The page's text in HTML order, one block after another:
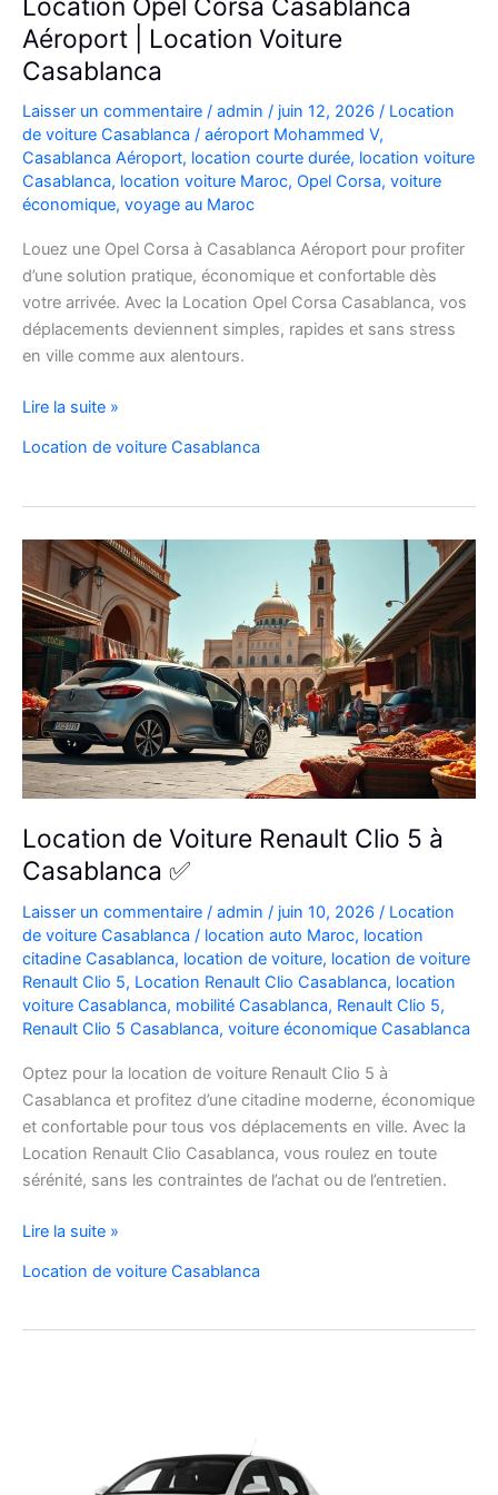
Aéroport | Location Voiture
Casablanca
Laisser un commentaire / admin / juin 12, 2026 / Location
de voiture Casablanca / aéroport Mohammed V,
Casablanca Aéroport, location courte durée, location voiture
Casablanca, location voiture Maroc, Opel Corsa, voiture
économique, voyage au Maroc
Louez une Opel Corsa à Casablanca Aéroport pour profiter
d’une solution pratique, économique et confortable dès
votre arrivée. Avec la Location Opel Corsa Casablanca, vos
déplacements deviennent simples, rapides et sans stress
en ville comme aux alentours.
Location
Corsa
Aéroport
|
Location
Voiture
Casablanca
Lire la suite »
Location de voiture Casablanca
Location de Voiture Renault Clio 5 à
Casablanca ✅
Laisser un commentaire / admin / juin 10, 2026 / Location
de voiture Casablanca / location auto Maroc, location
citadine Casablanca, location de voiture, location de voiture
Renault Clio 5, Location Renault Clio Casablanca, location
voiture Casablanca, mobilité Casablanca, Renault Clio 5,
Renault Clio 5 Casablanca, voiture économique Casablanca
Optez pour la location de voiture Renault Clio 5 à
Casablanca et profitez d’une citadine moderne, économique
et confortable pour tous vos déplacements en ville. Avec la
Location Renault Clio Casablanca, vous roulez en toute
sérénité, sans les contraintes de l’achat ou de l’entretien.
Location
Voiture
Clio
Lire la suite »
Location de voiture Casablanca